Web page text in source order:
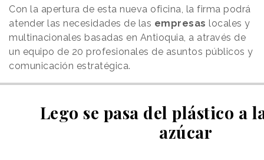
Con la apertura de esta nueva oficina, la firma podrá
atender las necesidades de las empresas locales y
multinacionales basadas en Antioquia, a através de
un equipo de 20 profesionales de asuntos públicos y
comunicación estratégica.
Lego se pasa del plástico a
azúcar